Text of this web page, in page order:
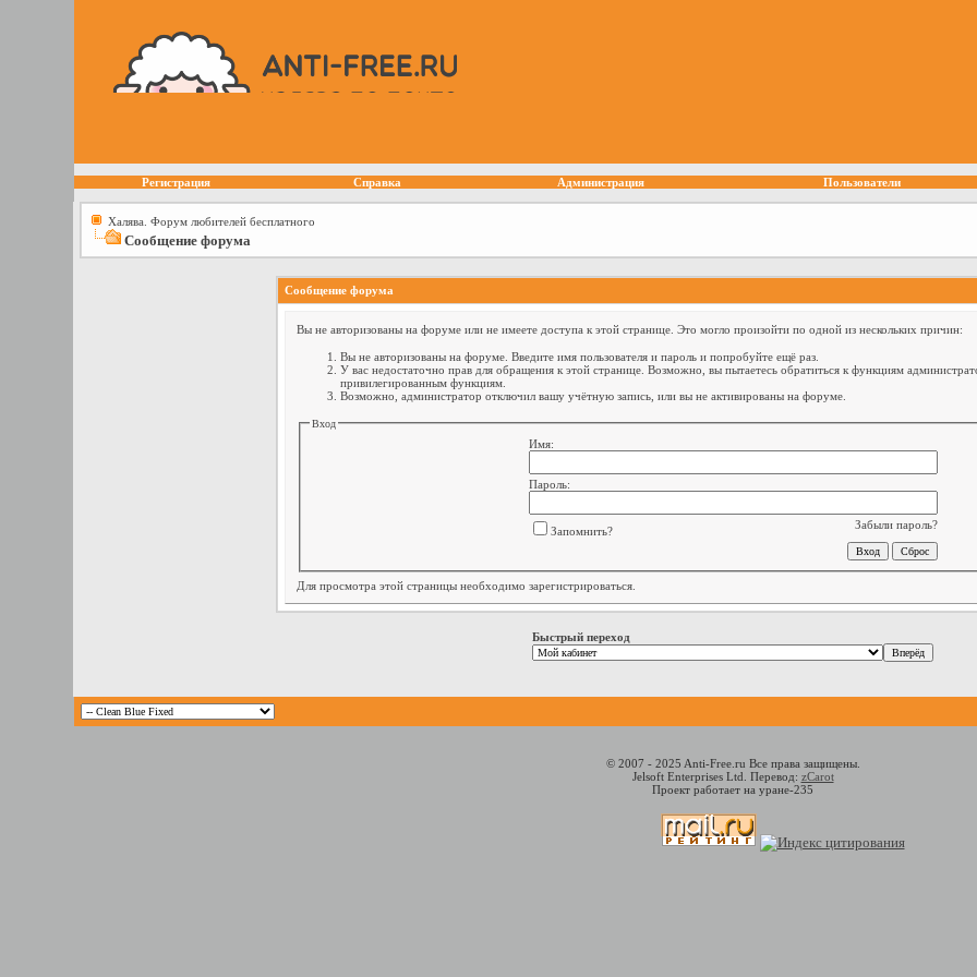
Регистрация Справка Администрация Пользователи
Халява. Форум любителей бесплатного
Сообщение форума
Сообщение форума
Вы не авторизованы на форуме или не имеете доступа к этой странице. Это могло произойти по одной из нескольких причин:
Вы не авторизованы на форуме. Введите имя пользователя и пароль и попробуйте ещё раз.
У вас недостаточно прав для обращения к этой странице. Возможно, вы пытаетесь обратиться к функциям
привилегированным функциям.
Возможно, администратор отключил вашу учётную запись, или вы не активированы на форуме.
Вход
Имя:
Пароль:
Забыли пароль?
Запомнить?
Для просмотра этой страницы необходимо зарегистрироваться.
Быстрый переход
© 2007 - 2025 Anti-Free.ru Все права защищены.
Jelsoft Enterprises Ltd. Перевод: zCarot
Проект работает на уране-235